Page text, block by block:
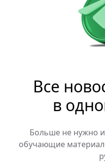
Все
в
Больше не нужно
обучающие
рабочих процессов:
анализ времени
сузить поиск при
анализ общих
шаблоны
пользователями
кластеров:
адресов, чьи